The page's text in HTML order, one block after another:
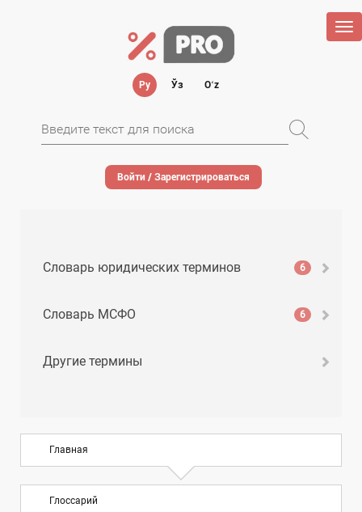
Ру Ўз Oʻz
Войти / Зарегистрироваться
Словарь юридических терминов 6
Словарь МСФО 6
Другие термины
Главная
Глоссарий